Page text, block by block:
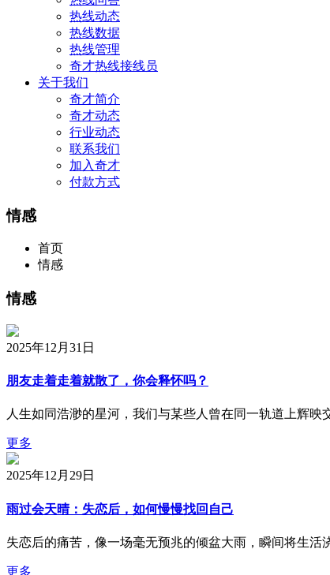
热线动态
热线数据
热线管理
奇才热线接线员
关于我们
奇才简介
奇才动态
行业动态
联系我们
加入奇才
付款方式
情感
首页
情感
情感
2025年12月31日
朋友走着走着就散了，你会释怀吗？
人生如同浩渺的星河，我们与某些人曾在同一轨道上辉
更多
2025年12月29日
雨过会天晴：失恋后，如何慢慢找回自己
失恋后的痛苦，像一场毫无预兆的倾盆大雨，瞬间将生
更多